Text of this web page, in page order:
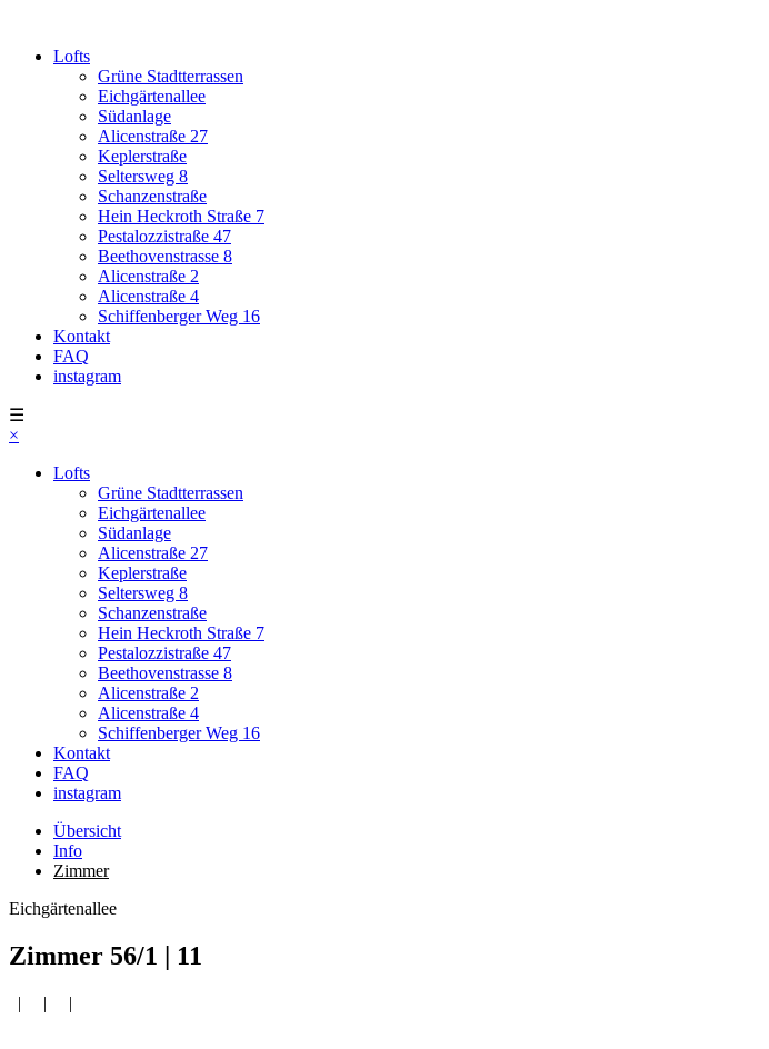
Lofts
Grüne Stadtterrassen
Eichgärtenallee
Südanlage
Alicenstraße 27
Keplerstraße
Seltersweg 8
Schanzenstraße
Hein Heckroth Straße 7
Pestalozzistraße 47
Beethovenstrasse 8
Alicenstraße 2
Alicenstraße 4
Schiffenberger Weg 16
Kontakt
FAQ
instagram
☰
×
Lofts
Grüne Stadtterrassen
Eichgärtenallee
Südanlage
Alicenstraße 27
Keplerstraße
Seltersweg 8
Schanzenstraße
Hein Heckroth Straße 7
Pestalozzistraße 47
Beethovenstrasse 8
Alicenstraße 2
Alicenstraße 4
Schiffenberger Weg 16
Kontakt
FAQ
instagram
Übersicht
Info
Zimmer
Eichgärtenallee
Zimmer 56/1 | 11
| | |